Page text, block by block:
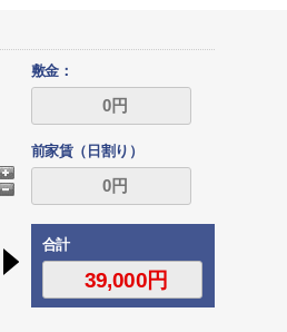
敷金：
前家賃（日割り）
合計